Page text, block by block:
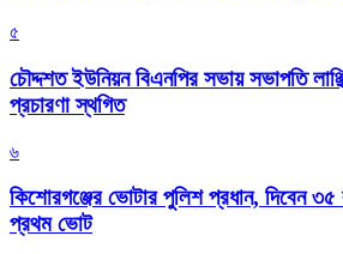
৫
চৌদ্দশত ইউনিয়ন বিএনপির সভায় সভাপতি
প্রচারণা স্থগিত
৬
কিশোরগঞ্জের ভোটার পুলিশ প্রধান, দিবেন ৩৫
প্রথম ভোট